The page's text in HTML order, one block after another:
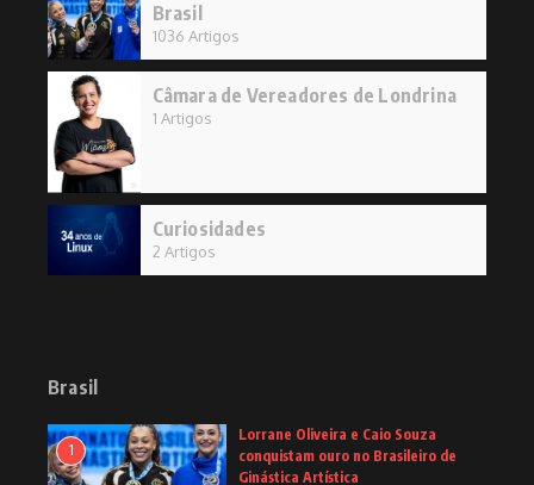
Brasil
1036 Artigos
Câmara de Vereadores de Londrina
1 Artigos
Curiosidades
2 Artigos
Brasil
1
Lorrane Oliveira e Caio Souza
conquistam ouro no Brasileiro de
Ginástica Artística